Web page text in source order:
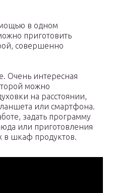
в одном
приготовить
совершенно
Очень интересная
можно
на расстоянии,
или смартфона.
задать программу
или приготовления
в шкаф продуктов.